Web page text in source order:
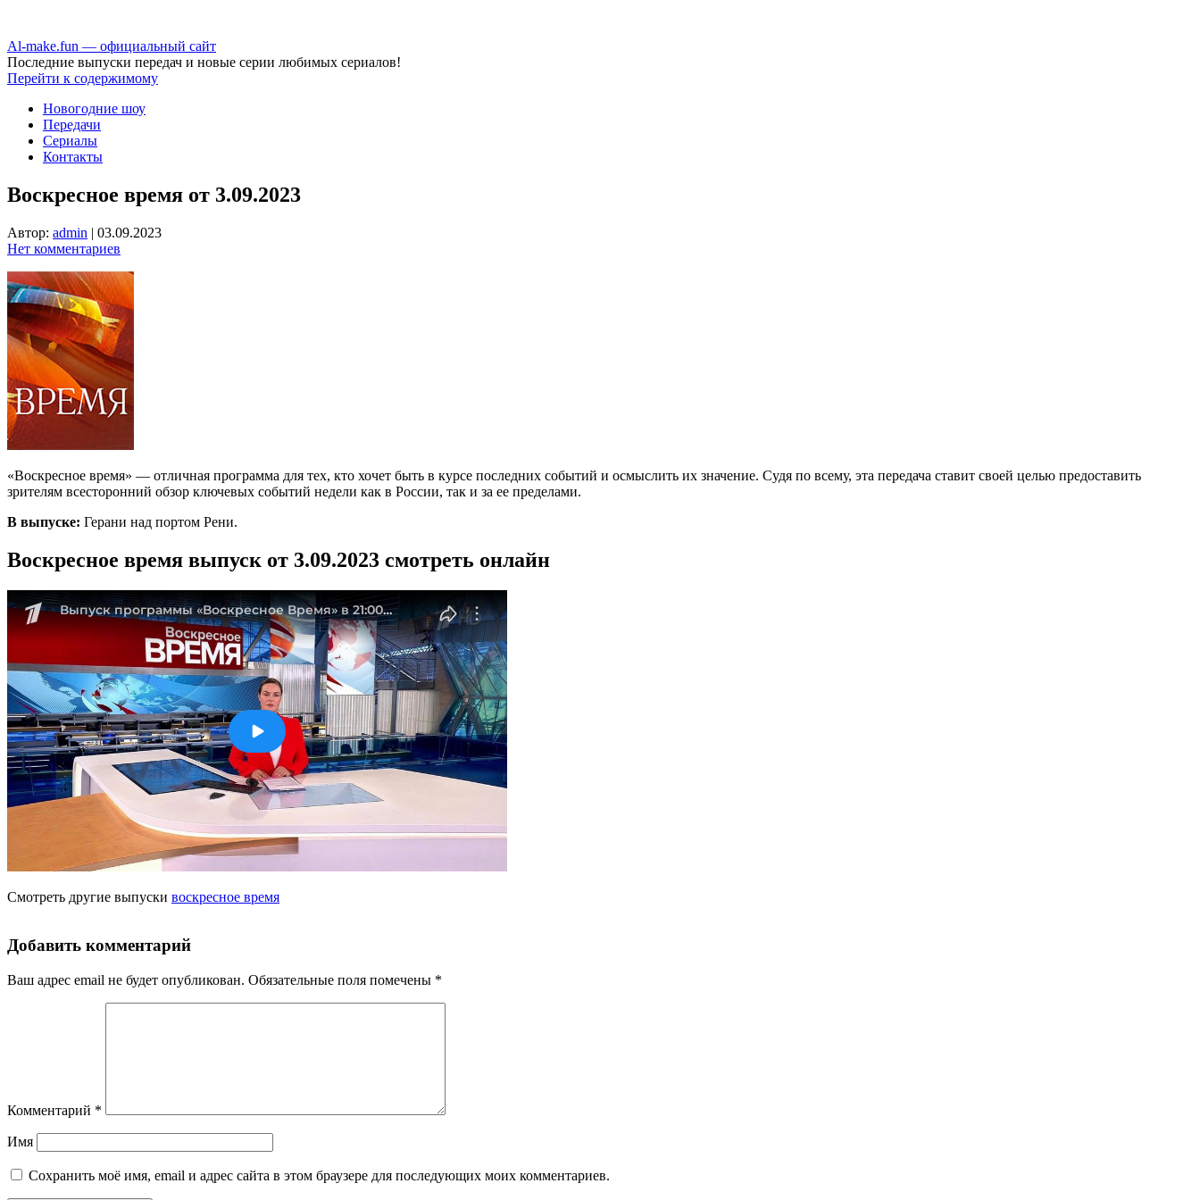
Аl-make.fun — официальный сайт
Последние выпуски передач и новые серии любимых сериалов!
Перейти к содержимому
Новогодние шоу
Передачи
Сериалы
Контакты
Воскресное время от 3.09.2023
Автор: admin | 03.09.2023
Нет комментариев
«Воскресное время» — отличная программа для тех, кто хочет быть в курсе последних событий и осмыслить их значение. Судя по всему, эта передача ставит своей целью предоставить
зрителям всесторонний обзор ключевых событий недели как в России, так и за ее пределами.
В выпуске: Герани над портом Рени.
Воскресное время выпуск от 3.09.2023 смотреть онлайн
Смотреть другие выпуски воскресное время
Добавить комментарий
Ваш адрес email не будет опубликован. Обязательные поля помечены *
Комментарий *
Имя
Сохранить моё имя, email и адрес сайта в этом браузере для последующих моих комментариев.